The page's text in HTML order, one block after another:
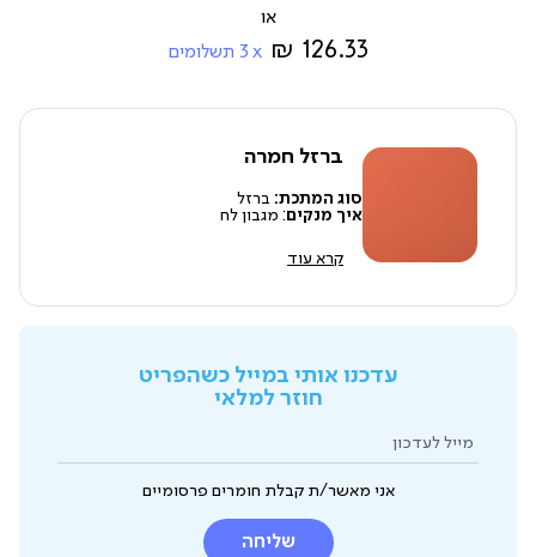
מ-
126.33 ₪
3 תשלומים
קרא עוד
ברזל חמרה
סוג המתכת: ברזל
איך מנקים: מגבון לח
עדכנו אותי במייל כשהפריט
חוזר למלאי
מייל לעדכון
אני מאשר/ת קבלת חומרים פרסומיים
שליחה